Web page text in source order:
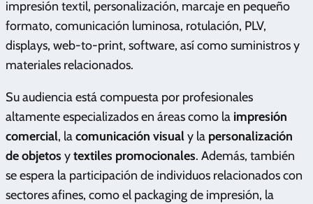
impresión textil, personalización, marcaje en pequeño
formato, comunicación luminosa, rotulación, PLV,
displays, web-to-print, software, así como suministros y
materiales relacionados.
Su audiencia está compuesta por profesionales
altamente especializados en áreas como la impresión
comercial, lacomunicación visualy la personalización
de objetos ytextiles promocionales. Además, también
se espera la participación de individuos relacionados con
sectores afines, como el packaging de impresión, la